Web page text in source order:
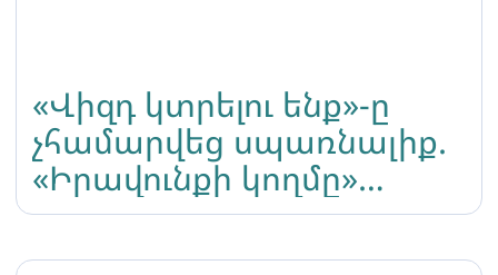
«Վիզդ կտրելու ենք»-ը
չհամարվեց սպառնալիք.
«Իրավունքի կողմը»
բողոքարկելու է ՀՀ
քննչական կոմիտեի